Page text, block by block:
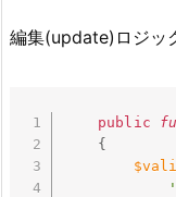
編集(update)ロジッ
public
{